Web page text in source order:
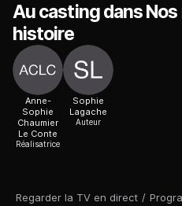
Regarder la TV en direct /
Au casting dans
histoire
Anne-
Sophie
Chaumier
Le Conte
Réalisatrice
Sophie
Lagache
Auteur